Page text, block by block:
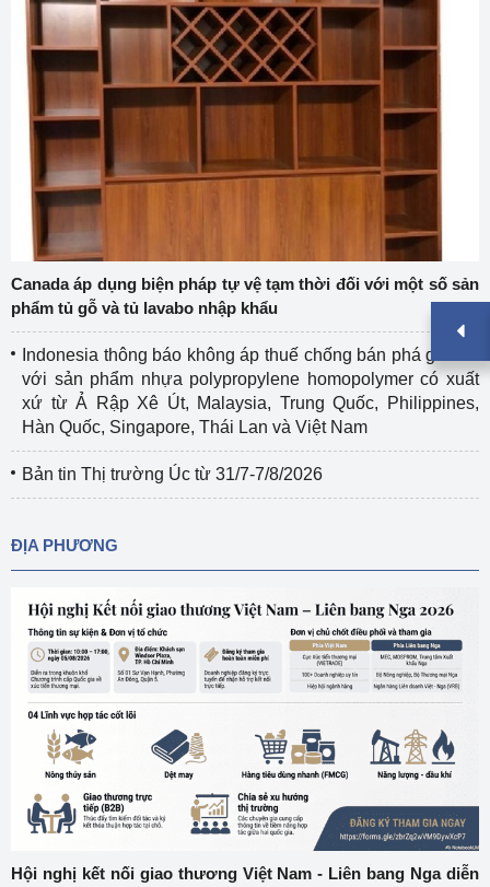
Canada áp dụng biện pháp tự vệ tạm thời đối với một số sản
phẩm tủ gỗ và tủ lavabo nhập khẩu
Indonesia thông báo không áp thuế chống bán phá giá đối
với sản phẩm nhựa polypropylene homopolymer có xuất
xứ từ Ả Rập Xê Út, Malaysia, Trung Quốc, Philippines,
Hàn Quốc, Singapore, Thái Lan và Việt Nam
Bản tin Thị trường Úc từ 31/7-7/8/2026
ĐỊA PHƯƠNG
Hội nghị kết nối giao thương Việt Nam - Liên bang Nga diễn